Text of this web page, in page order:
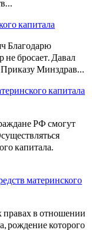
капитала
Благодарю
не бросает. Давал
Приказу Минздрав…
капитала
РФ смогут
капитала.
материнского
правах в отношении
рождение которого